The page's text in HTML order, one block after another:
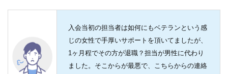
入会当初の担当者は如何にもベテランという感
じの女性で手厚いサポートを頂いてましたが、
1ヶ月程でその方が退職？担当が男性に代わり
ました。そこからが最悪で、こちらからの連絡